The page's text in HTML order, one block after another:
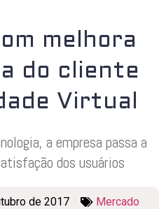
melhora
do cliente
Virtual
a empresa passa a
dos usuários
de 2017 Mercado